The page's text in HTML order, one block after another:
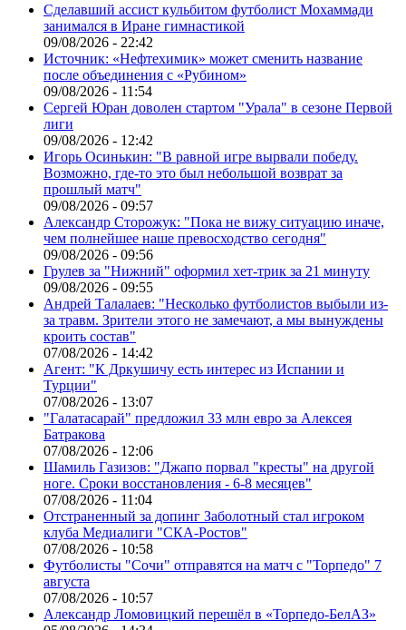
Сделавший ассист кульбитом футболист Мохаммади
занимался в Иране гимнастикой
09/08/2026 - 22:42
Источник: «Нефтехимик» может сменить название
после объединения с «Рубином»
09/08/2026 - 11:54
Сергей Юран доволен стартом "Урала" в сезоне Первой
лиги
09/08/2026 - 12:42
Игорь Осинькин: "В равной игре вырвали победу.
Возможно, где-то это был небольшой возврат за
прошлый матч"
09/08/2026 - 09:57
Александр Сторожук: "Пока не вижу ситуацию иначе,
чем полнейшее наше превосходство сегодня"
09/08/2026 - 09:56
Грулев за "Нижний" оформил хет-трик за 21 минуту
09/08/2026 - 09:55
Андрей Талалаев: "Несколько футболистов выбыли из-
за травм. Зрители этого не замечают, а мы вынуждены
кроить состав"
07/08/2026 - 14:42
Агент: "К Дркушичу есть интерес из Испании и
Турции"
07/08/2026 - 13:07
"Галатасарай" предложил 33 млн евро за Алексея
Батракова
07/08/2026 - 12:06
Шамиль Газизов: "Джапо порвал "кресты" на другой
ноге. Сроки восстановления - 6-8 месяцев"
07/08/2026 - 11:04
Отстраненный за допинг Заболотный стал игроком
клуба Медиалиги "СКА-Ростов"
07/08/2026 - 10:58
Футболисты "Сочи" отправятся на матч с "Торпедо" 7
августа
07/08/2026 - 10:57
Александр Ломовицкий перешёл в «Торпедо-БелАЗ»